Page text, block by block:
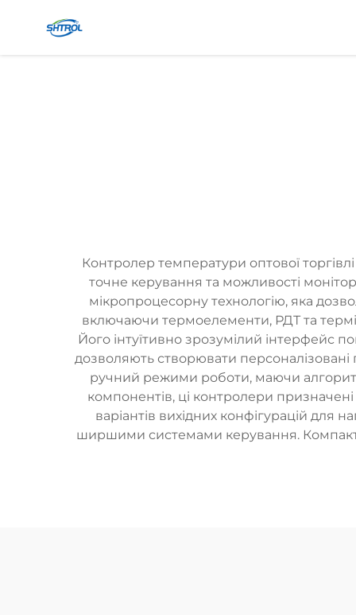
Контролер температури оптової
точне керування та можливості
мікропроцесорну технологію, яка
включаючи термоелементи, РДТ та
Його інтуїтивно зрозумілий інтерфейс
дозволяють створювати персоналізовані
ручний режими роботи, маючи
компонентів, ці контролери
варіантів вихідних конфігурацій для
ширшими системами керування.